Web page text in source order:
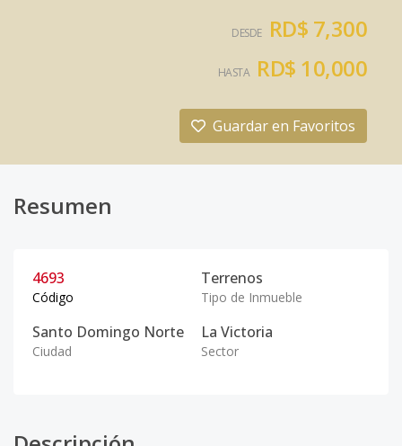
DESDE RD$ 7,300
HASTA RD$ 10,000
Guardar en Favoritos
Resumen
4693
Código
Terrenos
Tipo de Inmueble
Santo Domingo Norte
Ciudad
La Victoria
Sector